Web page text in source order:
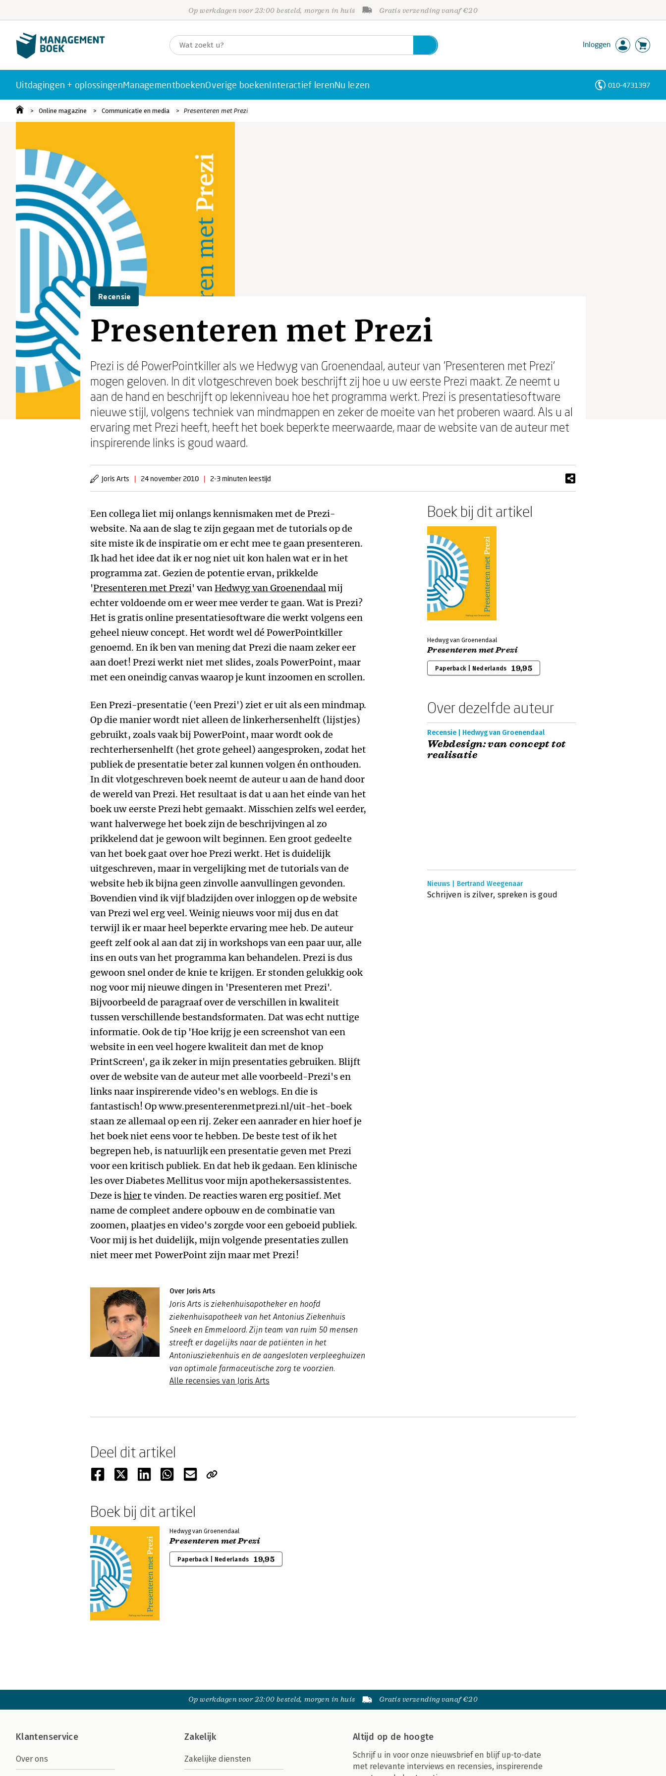
Op werkdagen voor 23:00 besteld, morgen in huis Gratis verzending vanaf €20
Inloggen
Uitdagingen + oplossingenManagementboekenOverige boekenInteractief lerenNu lezen 010-4731397
Online magazine Communicatie en media Presenteren met Prezi
Recensie
Presenteren met Prezi
Prezi is dé PowerPointkiller als we Hedwyg van Groenendaal, auteur van 'Presenteren met Prezi'
mogen geloven. In dit vlotgeschreven boek beschrijft zij hoe u uw eerste Prezi maakt. Ze neemt u
aan de hand en beschrijft op lekenniveau hoe het programma werkt. Prezi is presentatiesoftware
nieuwe stijl, volgens techniek van mindmappen en zeker de moeite van het proberen waard. Als u al
ervaring met Prezi heeft, heeft het boek beperkte meerwaarde, maar de website van de auteur met
inspirerende links is goud waard.
Joris Arts | 24 november 2010 | 2-3 minuten leestijd
Een collega liet mij onlangs kennismaken met de Prezi-
website. Na aan de slag te zijn gegaan met de tutorials op de
site miste ik de inspiratie om er echt mee te gaan presenteren.
Ik had het idee dat ik er nog niet uit kon halen wat er in het
programma zat. Gezien de potentie ervan, prikkelde
'Presenteren met Prezi' vanHedwyg van Groenendaalmij
echter voldoende om er weer mee verder te gaan. Wat is Prezi?
Het is gratis online presentatiesoftware die werkt volgens een
geheel nieuw concept. Het wordt wel dé PowerPointkiller
genoemd. En ik ben van mening dat Prezi die naam zeker eer
aan doet! Prezi werkt niet met slides, zoals PowerPoint, maar
met een oneindig canvas waarop je kunt inzoomen en scrollen.
Een Prezi-presentatie ('een Prezi') ziet er uit als een mindmap.
Op die manier wordt niet alleen de linkerhersenhelft (lijstjes)
gebruikt, zoals vaak bij PowerPoint, maar wordt ook de
rechterhersenhelft (het grote geheel) aangesproken, zodat het
publiek de presentatie beter zal kunnen volgen én onthouden.
In dit vlotgeschreven boek neemt de auteur u aan de hand door
de wereld van Prezi. Het resultaat is dat u aan het einde van het
boek uw eerste Prezi hebt gemaakt. Misschien zelfs wel eerder,
want halverwege het boek zijn de beschrijvingen al zo
prikkelend dat je gewoon wilt beginnen. Een groot gedeelte
van het boek gaat over hoe Prezi werkt. Het is duidelijk
uitgeschreven, maar in vergelijking met de tutorials van de
website heb ik bijna geen zinvolle aanvullingen gevonden.
Bovendien vind ik vijf bladzijden over inloggen op de website
van Prezi wel erg veel. Weinig nieuws voor mij dus en dat
terwijl ik er maar heel beperkte ervaring mee heb. De auteur
geeft zelf ook al aan dat zij in workshops van een paar uur, alle
ins en outs van het programma kan behandelen. Prezi is dus
gewoon snel onder de knie te krijgen. Er stonden gelukkig ook
nog voor mij nieuwe dingen in 'Presenteren met Prezi'.
Bijvoorbeeld de paragraaf over de verschillen in kwaliteit
tussen verschillende bestandsformaten. Dat was echt nuttige
informatie. Ook de tip 'Hoe krijg je een screenshot van een
website in een veel hogere kwaliteit dan met de knop
PrintScreen', ga ik zeker in mijn presentaties gebruiken. Blijft
over de website van de auteur met alle voorbeeld-Prezi's en
links naar inspirerende video's en weblogs. En die is
fantastisch! Op www.presenterenmetprezi.nl/uit-het-boek
staan ze allemaal op een rij. Zeker een aanrader en hier hoef je
het boek niet eens voor te hebben. De beste test of ik het
begrepen heb, is natuurlijk een presentatie geven met Prezi
voor een kritisch publiek. En dat heb ik gedaan. Een klinische
les over Diabetes Mellitus voor mijn apothekersassistentes.
Deze ishierte vinden. De reacties waren erg positief. Met
name de compleet andere opbouw en de combinatie van
zoomen, plaatjes en video's zorgde voor een geboeid publiek.
Voor mij is het duidelijk, mijn volgende presentaties zullen
niet meer met PowerPoint zijn maar met Prezi!
Over Joris Arts
Joris Arts is ziekenhuisapotheker en hoofd
ziekenhuisapotheek van het Antonius Ziekenhuis
Sneek en Emmeloord. Zijn team van ruim 50 mensen
streeft er dagelijks naar de patiënten in het
Antoniusziekenhuis en de aangesloten verpleeghuizen
van optimale farmaceutische zorg te voorzien.
Alle recensies van Joris Arts
Boek bij dit artikel
Hedwyg van Groenendaal
Presenteren met Prezi
Paperback | Nederlands 19,95
Over dezelfde auteur
Recensie | Hedwyg van Groenendaal
Webdesign: van concept tot
realisatie
Nieuws | Bertrand Weegenaar
Schrijven is zilver, spreken is goud
Deel dit artikel
Boek bij dit artikel
Hedwyg van Groenendaal
Presenteren met Prezi
Paperback | Nederlands 19,95
Op werkdagen voor 23:00 besteld, morgen in huis Gratis verzending vanaf €20
Klantenservice
Over ons
Zakelijk
Zakelijke diensten
Altijd op de hoogte
Schrijf u in voor onze nieuwsbrief en blijf up-to-date
met relevante interviews en recensies, inspirerende
Personen